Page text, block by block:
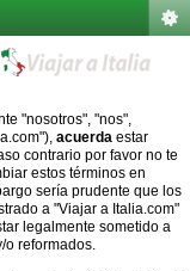
"nosotros", "nos",
acuerda estar
contrario por favor no te
estos términos en
sería prudente que los
a "Viajar a Italia.com"
legalmente sometido a
o reformados.